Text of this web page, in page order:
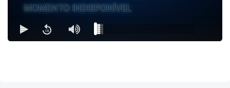
MOMENTO INDISPONÍVEL